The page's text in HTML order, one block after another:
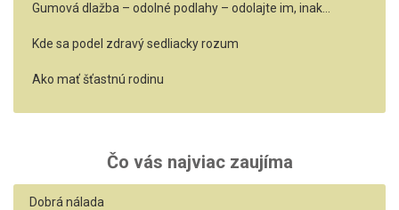
Gumová dlažba – odolné podlahy – odolajte im, inak…
Kde sa podel zdravý sedliacky rozum
Ako mať šťastnú rodinu
Čo vás najviac zaujíma
Dobrá nálada